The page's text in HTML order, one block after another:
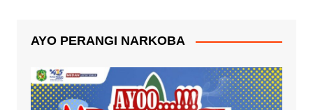
AYO PERANGI NARKOBA